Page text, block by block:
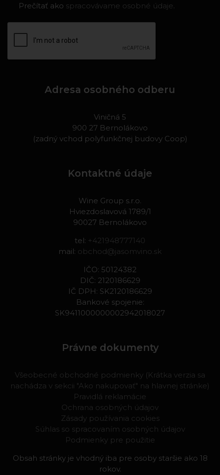
Prečítať ako spracovávame osobné údaje.
Adresa osobného odberu
Viničná 5
900 27 Bernolákovo
(zadný vchod polyfunkčnej budovy Coop)
Kontaktné údaje
Wine Group s.r.o.
Hviezdoslavová 1789/1
90027 Bernolákovo
tel: +421948777140
mail: obchod@jasomvino.sk
IČO: 50124382
DIČ: 2120186629
IČ DPH: SK2120186629
Bankové spojenie:
SK9411000000002942018027
Právne dokumenty
Všeobecné obchodné podmienky (Krátka verzia sa
nachádza v sekcii "Ako nakupovať" na hlavnej stránke)
Pravidlá reklamácie
Ochrana osobných údajov
Zásady používania cookies
Súhlas so spracovaním osobných údajov
Podmienky pre použitie
Obsah stránky je vhodný iba pre osoby staršie ako 18
rokov.